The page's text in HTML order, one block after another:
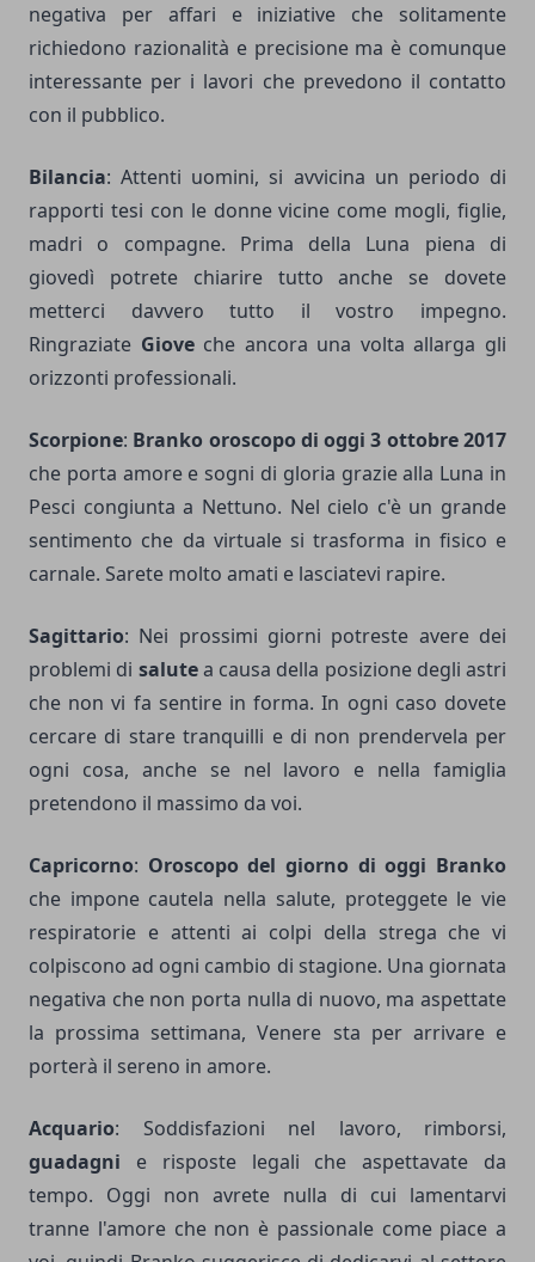
negativa per affari e iniziative che solitamente
richiedono razionalità e precisione ma è comunque
interessante per i lavori che prevedono il contatto
con il pubblico.
Bilancia: Attenti uomini, si avvicina un periodo di
rapporti tesi con le donne vicine come mogli, figlie,
madri o compagne. Prima della Luna piena di
giovedì potrete chiarire tutto anche se dovete
metterci davvero tutto il vostro impegno.
Ringraziate Gioveche ancora una volta allarga gli
orizzonti professionali.
Scorpione: Branko oroscopo di oggi 3 ottobre 2017
che porta amore e sogni di gloria grazie alla Luna in
Pesci congiunta a Nettuno. Nel cielo c'è un grande
sentimento che da virtuale si trasforma in fisico e
carnale. Sarete molto amati e lasciatevi rapire.
Sagittario: Nei prossimi giorni potreste avere dei
problemi di salutea causa della posizione degli astri
che non vi fa sentire in forma. In ogni caso dovete
cercare di stare tranquilli e di non prendervela per
ogni cosa, anche se nel lavoro e nella famiglia
pretendono il massimo da voi.
Capricorno: Oroscopo del giorno di oggi Branko
che impone cautela nella salute, proteggete le vie
respiratorie e attenti ai colpi della strega che vi
colpiscono ad ogni cambio di stagione. Una giornata
negativa che non porta nulla di nuovo, ma aspettate
la prossima settimana, Venere sta per arrivare e
porterà il sereno in amore.
Acquario: Soddisfazioni nel lavoro, rimborsi,
guadagni e risposte legali che aspettavate da
tempo. Oggi non avrete nulla di cui lamentarvi
tranne l'amore che non è passionale come piace a